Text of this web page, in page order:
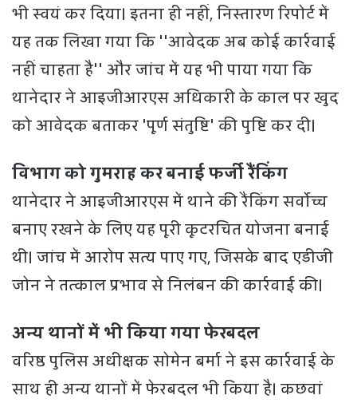
भी स्वयं कर दिया। इतना ही नहीं, निस्तारण रिपोर्ट में
यह तक लिखा गया कि ''आवेदक अब कोई कार्रवाई
नहीं चाहता है'' और जांच में यह भी पाया गया कि
थानेदार ने आइजीआरएस अधिकारी के काल पर खुद
को आवेदक बताकर 'पूर्ण संतुष्टि' की पुष्टि कर दी।
विभाग को गुमराह कर बनाई फर्जी रैंकिंग
थानेदार ने आइजीआरएस में थाने की रैंकिंग सर्वोच्च
बनाए रखने के लिए यह पूरी कूटरचित योजना बनाई
थी। जांच में आरोप सत्य पाए गए, जिसके बाद एडीजी
जोन ने तत्काल प्रभाव से निलंबन की कार्रवाई की।
अन्य थानों में भी किया गया फेरबदल
वरिष्ठ पुलिस अधीक्षक सोमेन बर्मा ने इस कार्रवाई के
साथ ही अन्य थानों में फेरबदल भी किया है। कछवां